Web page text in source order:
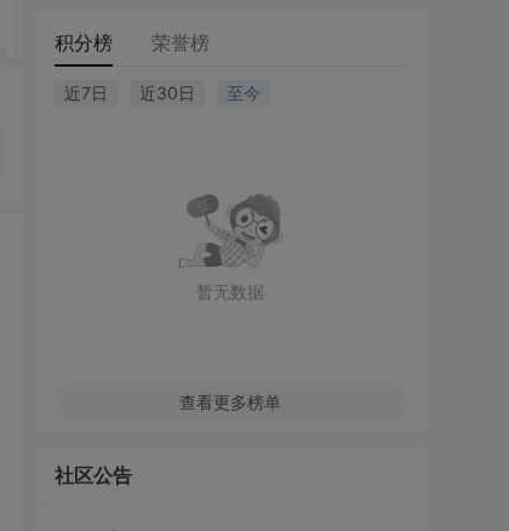
积分榜 荣誉榜
近7日 近30日 至今
暂无数据
查看更多榜单
社区公告